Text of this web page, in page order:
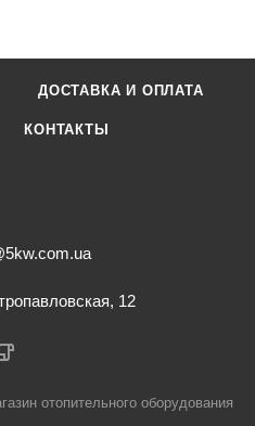
ДОСТАВКА И ОПЛАТА
КОНТАКТЫ
12
отопительного оборудования